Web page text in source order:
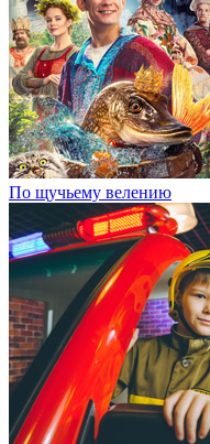
По щучьему велению